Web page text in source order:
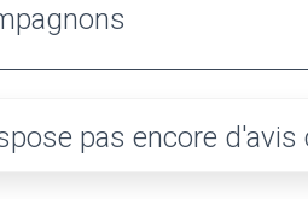
pas encore d'avis